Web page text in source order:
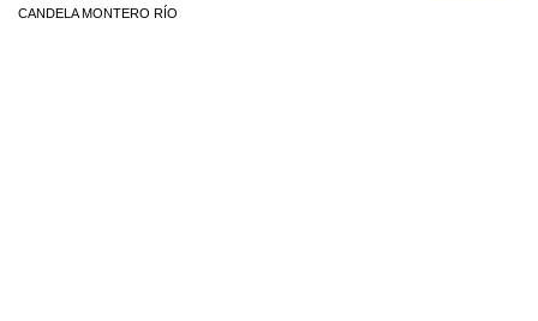
CANDELA MONTERO RÍO